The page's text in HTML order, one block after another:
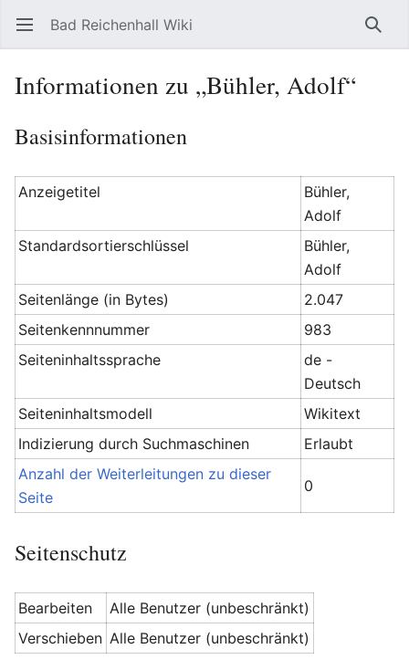
Hauptmenü öffnen Bad Reichenhall Wiki
Informationen zu „Bühler, Adolf“
Basisinformationen
Anzeigetitel
Bühler,
Adolf
Standardsortierschlüssel
Bühler,
Adolf
Seitenlänge (in Bytes)
2.047
Seitenkennnummer
983
Seiteninhaltssprache
de -
Deutsch
Seiteninhaltsmodell
Wikitext
Indizierung durch Suchmaschinen
Erlaubt
Anzahl der Weiterleitungen zu dieser
Seite
0
Seitenschutz
Bearbeiten
Alle Benutzer (unbeschränkt)
Verschieben Alle Benutzer (unbeschränkt)